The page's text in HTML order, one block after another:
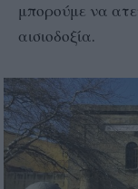
μπορούμε να
αισιοδοξία.